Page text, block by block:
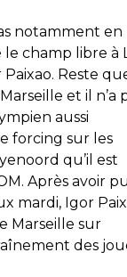
notamment en
le champ libre à
Reste
et il n’a
aussi
forcing sur les
qu’il est
Après avoir
mardi, Igor
Marseille sur
des